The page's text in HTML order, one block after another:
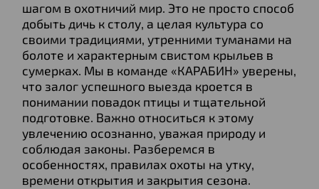
шагом в охотничий мир. Это не просто способ
добыть дичь к столу, а целая культура со
своими традициями, утренними туманами на
болоте и характерным свистом крыльев в
сумерках. Мы в команде «КАРАБИН» уверены,
что залог успешного выезда кроется в
понимании повадок птицы и тщательной
подготовке. Важно относиться к этому
увлечению осознанно, уважая природу и
соблюдая законы. Разберемся в
особенностях, правилах охоты на утку,
времени открытия и закрытия сезона.